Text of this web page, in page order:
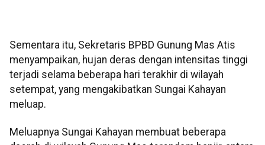
Sementara itu, Sekretaris BPBD Gunung Mas Atis
menyampaikan, hujan deras dengan intensitas tinggi
terjadi selama beberapa hari terakhir di wilayah
setempat, yang mengakibatkan Sungai Kahayan
meluap.
Meluapnya Sungai Kahayan membuat beberapa